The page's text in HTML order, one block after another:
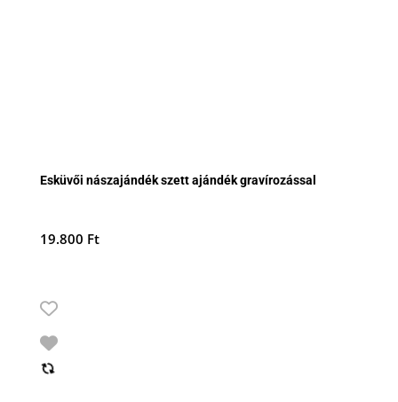
Esküvői nászajándék szett ajándék gravírozással
19.800 Ft